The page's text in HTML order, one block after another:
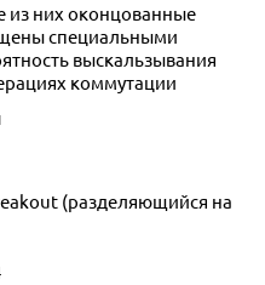
из них оконцованные
специальными
выскальзывания
коммутации
(разделяющийся на